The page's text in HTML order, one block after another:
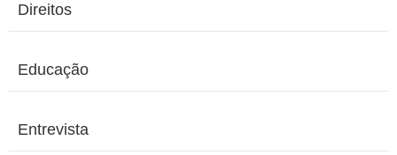
Direitos
Educação
Entrevista